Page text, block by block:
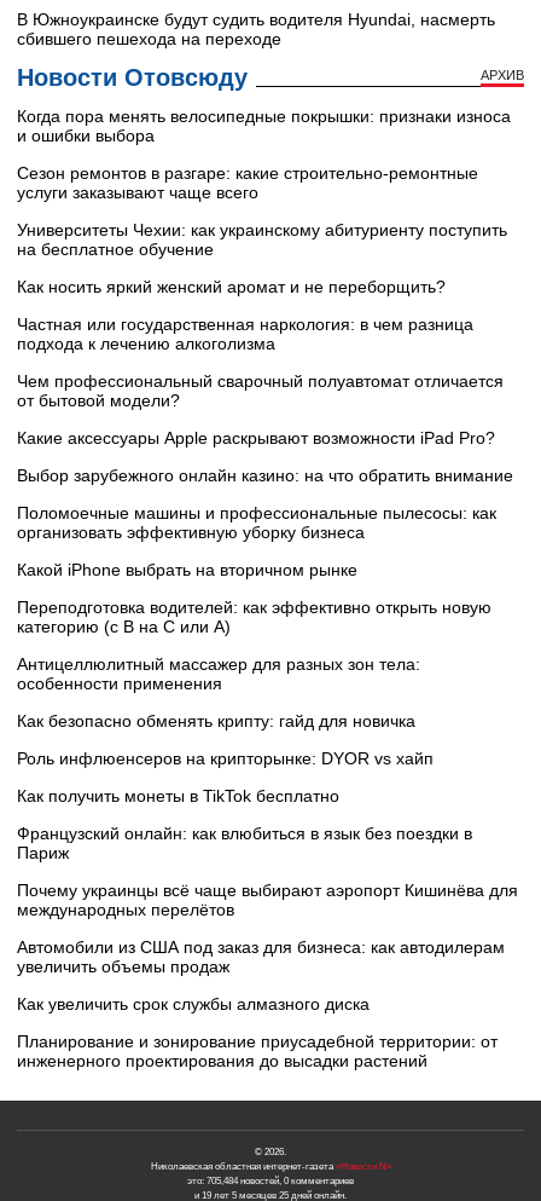
В Южноукраинске будут судить водителя Hyundai, насмерть
сбившего пешехода на переходе
Новости Отовсюду АРХИВ
Когда пора менять велосипедные покрышки: признаки износа
и ошибки выбора
Сезон ремонтов в разгаре: какие строительно-ремонтные
услуги заказывают чаще всего
Университеты Чехии: как украинскому абитуриенту поступить
на бесплатное обучение
Как носить яркий женский аромат и не переборщить?
Частная или государственная наркология: в чем разница
подхода к лечению алкоголизма
Чем профессиональный сварочный полуавтомат отличается
от бытовой модели?
Какие аксессуары Apple раскрывают возможности iPad Pro?
Выбор зарубежного онлайн казино: на что обратить внимание
Поломоечные машины и профессиональные пылесосы: как
организовать эффективную уборку бизнеса
Какой iPhone выбрать на вторичном рынке
Переподготовка водителей: как эффективно открыть новую
категорию (с B на C или А)
Антицеллюлитный массажер для разных зон тела:
особенности применения
Как безопасно обменять крипту: гайд для новичка
Роль инфлюенсеров на крипторынке: DYOR vs хайп
Как получить монеты в TikTok бесплатно
Французский онлайн: как влюбиться в язык без поездки в
Париж
Почему украинцы всё чаще выбирают аэропорт Кишинёва для
международных перелётов
Автомобили из США под заказ для бизнеса: как автодилерам
увеличить объемы продаж
Как увеличить срок службы алмазного диска
Планирование и зонирование приусадебной территории: от
инженерного проектирования до высадки растений
© 2026.
Николаевская областная интернет-газета «Новости N»
это: 705,484 новостей, 0 комментариев
и 19 лет 5 месяцев 25 дней онлайн.